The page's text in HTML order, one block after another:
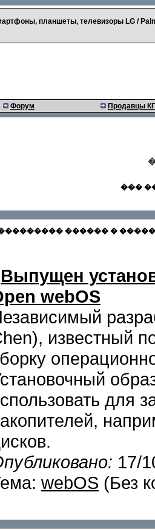
планшеты, телевизоры LG /
Форум Продавцы
���
������ �
Выпущен
webOS
известный
для
17/
webOS (Без